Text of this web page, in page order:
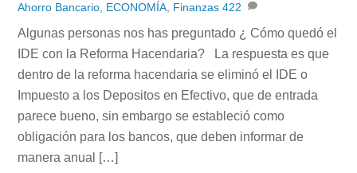
Ahorro Bancario, ECONOMÍA, Finanzas 422
Algunas personas nos has preguntado ¿ Cómo quedó el
IDE con la Reforma Hacendaria? La respuesta es que
dentro de la reforma hacendaria se eliminó el IDE o
Impuesto a los Depositos en Efectivo, que de entrada
parece bueno, sin embargo se estableció como
obligación para los bancos, que deben informar de
manera anual […]